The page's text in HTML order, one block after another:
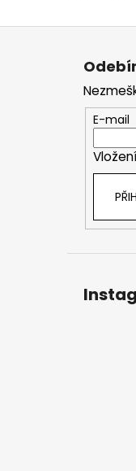
Z
E-mail